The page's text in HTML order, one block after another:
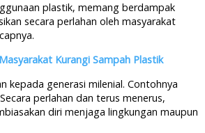
plastik, memang berdampak
secara perlahan oleh masyarakat
Kurangi Sampah Plastik
kepada generasi milenial. Contohnya
perlahan dan terus menerus,
diri menjaga lingkungan maupun